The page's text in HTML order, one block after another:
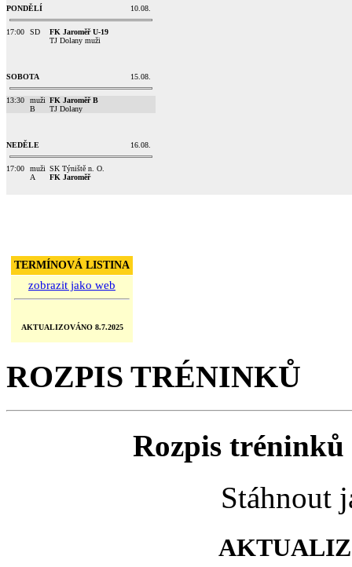
PONDĚLÍ 10.08.
17:00 SD
FK Jaroměř U-19
TJ Dolany muži
SOBOTA 15.08.
13:30
muži
B
FK Jaroměř B
TJ Dolany
NEDĚLE 16.08.
17:00
muži
A
SK Týniště n. O.
FK Jaroměř
TERMÍNOVÁ LISTINA
zobrazit jako web
AKTUALIZOVÁNO 8.7.2025
ROZPIS TRÉNINKŮ
Rozpis tréninků
Stáhnout